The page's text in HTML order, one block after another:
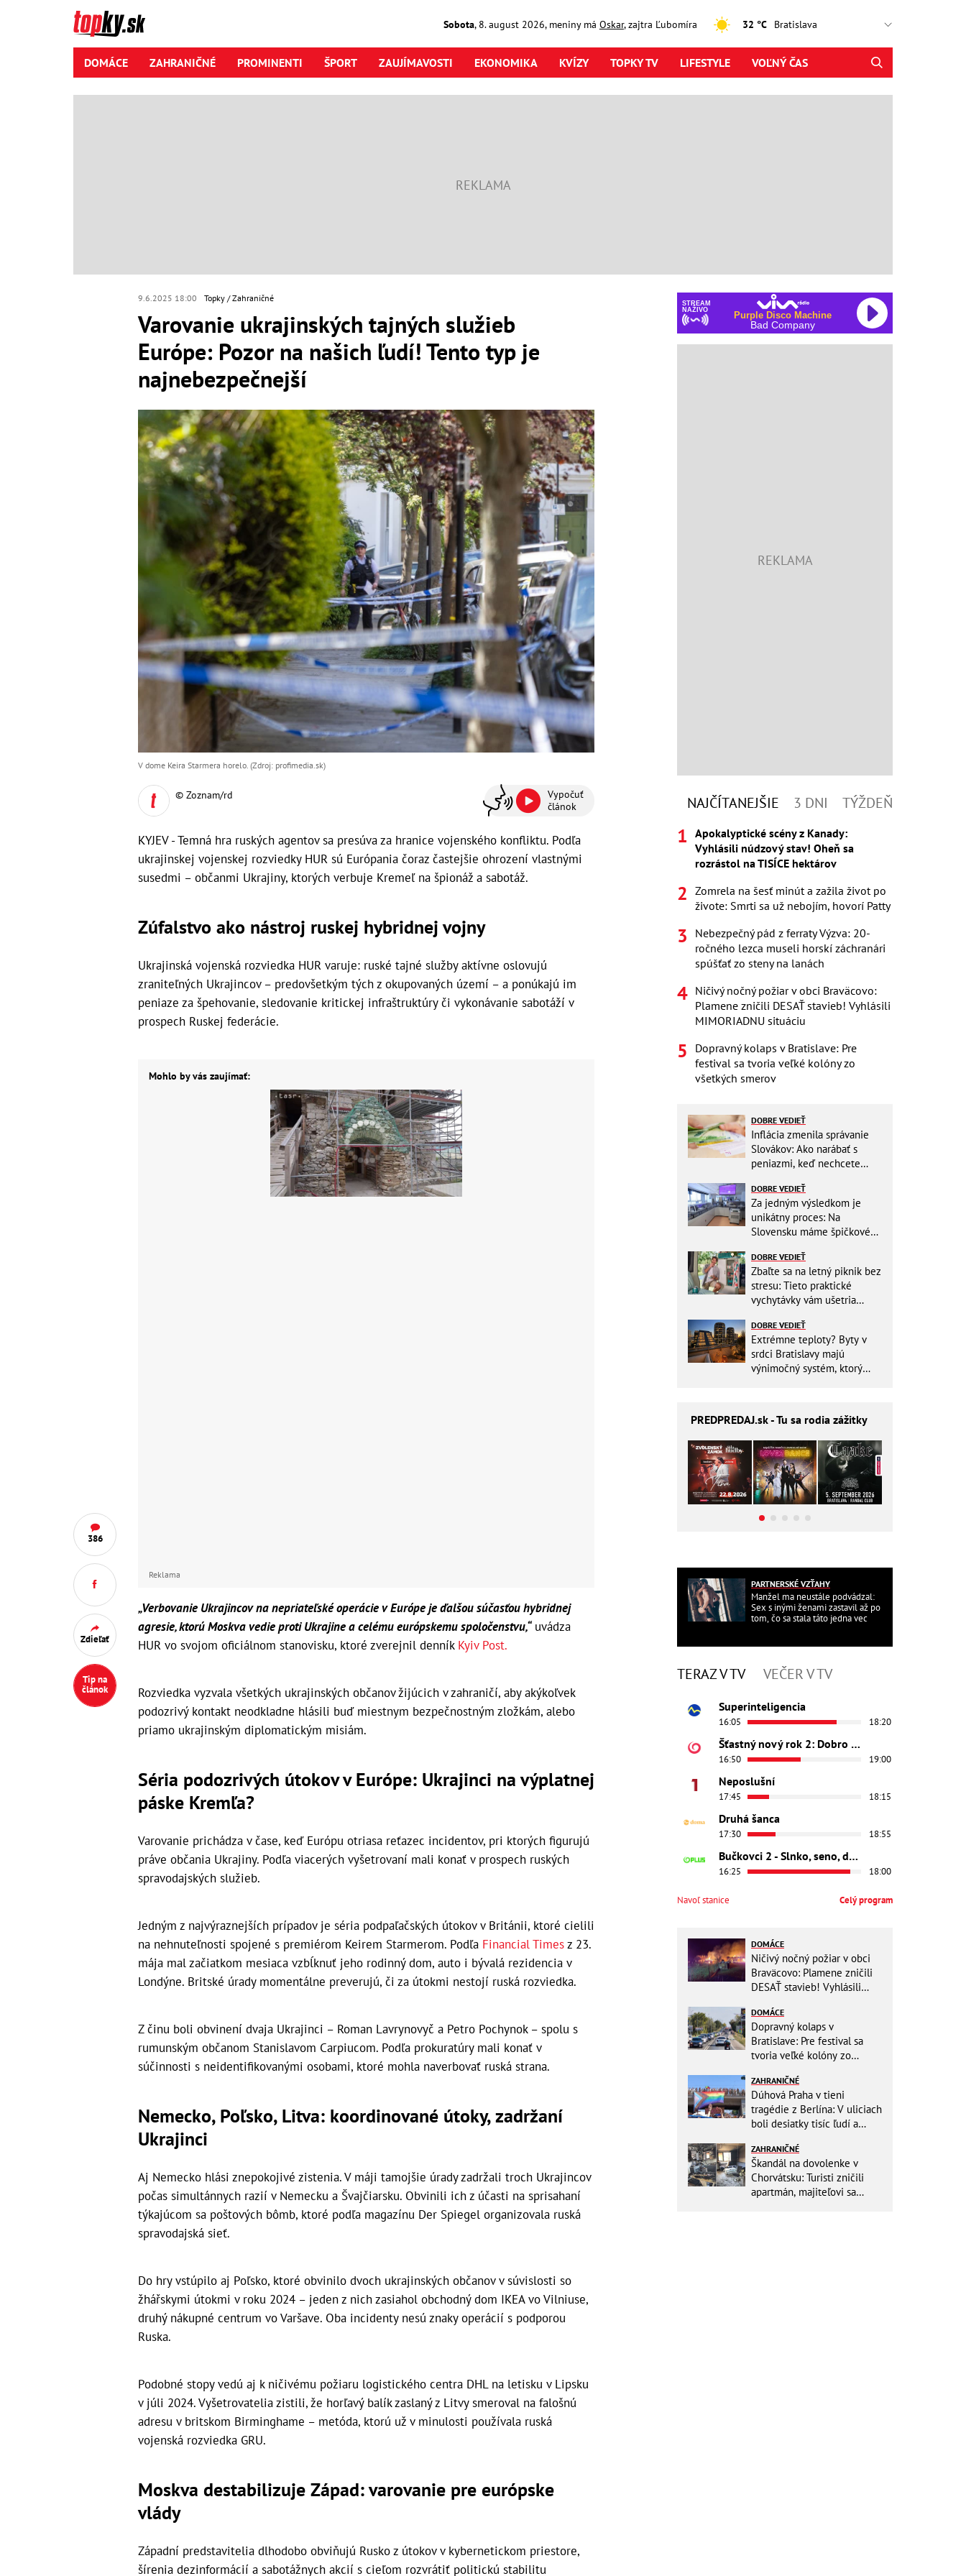
Sobota, 8. august2026, meniny má Oskar, zajtra Ľubomíra 32 °C
DOMÁCE ZAHRANIČNÉ PROMINENTI ŠPORT ZAUJÍMAVOSTI EKONOMIKA KVÍZY TOPKY TV LIFESTYLE VOĽNÝ ČAS
9.6.2025 18:00 Topky Zahraničné
Varovanie ukrajinských tajných služieb
Európe: Pozor na našich ľudí! Tento typ je
najnebezpečnejší
386
Zdieľať
Tip na
článok
V dome Keira Starmera horelo. (Zdroj: profimedia.sk)
© Zoznam/rd
Vypočuť
článok
KYJEV - Temná hra ruských agentov sa presúva za hranice vojenského konfliktu. Podľa
ukrajinskej vojenskej rozviedky HUR sú Európania čoraz častejšie ohrození vlastnými
susedmi – občanmi Ukrajiny, ktorých verbuje Kremeľ na špionáž a sabotáž.
Zúfalstvo ako nástroj ruskej hybridnej vojny
Ukrajinská vojenská rozviedka HUR varuje: ruské tajné služby aktívne oslovujú
zraniteľných Ukrajincov – predovšetkým tých z okupovaných území – a ponúkajú im
peniaze za špehovanie, sledovanie kritickej infraštruktúry či vykonávanie sabotáží v
prospech Ruskej federácie.
Mohlo by vás zaujímať:
Reklama
„Verbovanie Ukrajincov na nepriateľské operácie v Európe je ďalšou súčasťou hybridnej
agresie, ktorú Moskva vedie proti Ukrajine a celému európskemu spoločenstvu,“uvádza
HUR vo svojom oficiálnom stanovisku, ktoré zverejnil denník Kyiv Post.
Rozviedka vyzvala všetkých ukrajinských občanov žijúcich v zahraničí, aby akýkoľvek
podozrivý kontakt neodkladne hlásili buď miestnym bezpečnostným zložkám, alebo
priamo ukrajinským diplomatickým misiám.
Séria podozrivých útokov v Európe: Ukrajinci na výplatnej
páske Kremľa?
Varovanie prichádza v čase, keď Európu otriasa reťazec incidentov, pri ktorých figurujú
práve občania Ukrajiny. Podľa viacerých vyšetrovaní mali konať v prospech ruských
spravodajských služieb.
Jedným z najvýraznejších prípadov je séria podpaľačských útokov v Británii, ktoré cielili
na nehnuteľnosti spojené s premiérom Keirem Starmerom. Podľa Financial Timesz 23.
mája mal začiatkom mesiaca vzbĺknuť jeho rodinný dom, auto i bývalá rezidencia v
Londýne. Britské úrady momentálne preverujú, či za útokmi nestojí ruská rozviedka.
Z činu boli obvinení dvaja Ukrajinci – Roman Lavrynovyč a Petro Pochynok – spolu s
rumunským občanom Stanislavom Carpiucom. Podľa prokuratúry mali konať v
súčinnosti s neidentifikovanými osobami, ktoré mohla naverbovať ruská strana.
Nemecko, Poľsko, Litva: koordinované útoky, zadržaní
Ukrajinci
Aj Nemecko hlási znepokojivé zistenia. V máji tamojšie úrady zadržali troch Ukrajincov
počas simultánnych razií v Nemecku a Švajčiarsku. Obvinili ich z účasti na sprisahaní
týkajúcom sa poštových bômb, ktoré podľa magazínu Der Spiegel organizovala ruská
spravodajská sieť.
Do hry vstúpilo aj Poľsko, ktoré obvinilo dvoch ukrajinských občanov v súvislosti so
žhářskymi útokmi v roku 2024 – jeden z nich zasiahol obchodný dom IKEA vo Vilniuse,
druhý nákupné centrum vo Varšave. Oba incidenty nesú znaky operácií s podporou
Ruska.
Podobné stopy vedú aj k ničivému požiaru logistického centra DHL na letisku v Lipsku
v júli 2024. Vyšetrovatelia zistili, že horľavý balík zaslaný z Litvy smeroval na falošnú
adresu v britskom Birminghame – metóda, ktorú už v minulosti používala ruská
vojenská rozviedka GRU.
Moskva destabilizuje Západ: varovanie pre európske
vlády
Západní predstavitelia dlhodobo obviňujú Rusko z útokov v kybernetickom priestore,
šírenia dezinformácií a sabotážnych akcií s cieľom rozvrátiť politickú stabilitu
STREAM
NAŽIVO
Purple Disco Machine
Bad Company
NAJČÍTANEJŠIE 3 DNI TÝŽDEŇ
Apokalyptické scény z Kanady:
Vyhlásili núdzový stav! Oheň sa
rozrástol na TISÍCE hektárov
Zomrela na šesť minút a zažila život po
živote: Smrti sa už nebojím, hovorí Patty
Nebezpečný pád z ferraty Výzva: 20-
ročného lezca museli horskí záchranári
spúšťať zo steny na lanách
Ničivý nočný požiar v obci Braväcovo:
Plamene zničili DESAŤ stavieb! Vyhlásili
MIMORIADNU situáciu
Dopravný kolaps v Bratislave: Pre
festival sa tvoria veľké kolóny zo
všetkých smerov
DOBRE VEDIEŤ
Inflácia zmenila správanie
Slovákov: Ako narábať s
peniazmi, keď nechcete
DOBRE VEDIEŤ
Za jedným výsledkom je
unikátny proces: Na
Slovensku máme špičkové
DOBRE VEDIEŤ
Zbaľte sa na letný piknik bez
stresu: Tieto praktické
vychytávky vám ušetria
DOBRE VEDIEŤ
Extrémne teploty? Byty v
srdci Bratislavy majú
výnimočný systém, ktorý
PREDPREDAJ.sk - Tu sa rodia zážitky
PARTNERSKÉ VZŤAHY
Manžel ma neustále podvádzal:
Sex s inými ženami zastavil až po
tom, čo sa stala táto jedna vec
TERAZ V TV VEČER V TV
Superinteligencia
16:05 18:20
Šťastný nový rok 2: Dobro došli
16:50 19:00
Neposlušní
17:45 18:15
Druhá šanca
17:30 18:55
Bučkovci 2 - Slnko, seno, dedina
16:25 18:00
Navoľ stanice Celý program
DOMÁCE
Ničivý nočný požiar v obci
Braväcovo: Plamene zničili
DESAŤ stavieb! Vyhlásili
DOMÁCE
Dopravný kolaps v
Bratislave: Pre festival sa
tvoria veľké kolóny zo
ZAHRANIČNÉ
Dúhová Praha v tieni
tragédie z Berlína: V uliciach
boli desiatky tisíc ľudí a
ZAHRANIČNÉ
Škandál na dovolenke v
Chorvátsku: Turisti zničili
apartmán, majiteľovi sa